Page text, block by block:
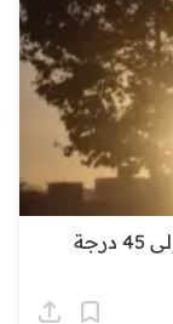
الطقس بالمغرب غدا السبت: حرارة تصل إلى 45 درجة